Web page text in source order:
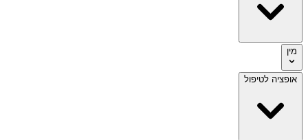
מין
אופציה לטיפול